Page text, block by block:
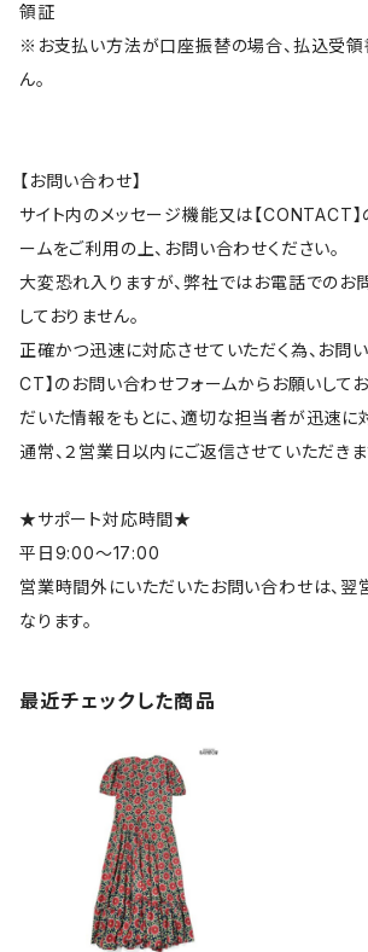
領証
※お支払い方法が口座振替の場合、払込受
ん。
【お問い合わせ】
サイト内のメッセージ機能又は【CONTACT
ームをご利用の上、お問い合わせください。
大変恐れ入りますが、弊社ではお電話でのお
しておりません。
正確かつ迅速に対応させていただく為、お問
CT】のお問い合わせフォームからお願いして
だいた情報をもとに、適切な担当者が迅速に
通常、２営業日以内にご返信させていただきま
★サポート対応時間★
平日9:00～17:00
営業時間外にいただいたお問い合わせは、翌
なります。
最近チェックした商品